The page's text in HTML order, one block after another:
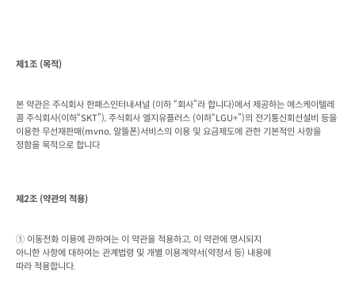
제 1조 (목적)
본 약관은 주식회사 한패스인터내셔널 (이하 “회사”라 합니다)에서 제공하는 에스케이텔레
콤 주식회사(이하“SKT”), 주식회사 엘지유플러스 (이하“LGU+”)의 전기통신회선설비 등을
이용한 무선재판매(mvno, 알뜰폰)서비스의 이용 및 요금제도에 관한 기본적인 사항을
정함을 목적으로 합니다
제 2조 (약관의 적용)
① 이동전화 이용에 관하여는 이 약관을 적용하고, 이 약관에 명시되지
아니한 사항에 대하여는 관계법령 및 개별 이용계약서 (약정서 등) 내용에
따라 적용합니다.